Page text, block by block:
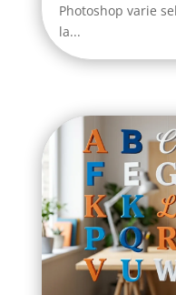
Photoshop varie
la...